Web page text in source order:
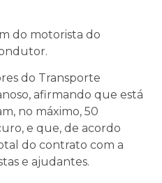
do motorista do
do Transporte
afirmando que está
no máximo, 50
e que, de acordo
do contrato com a
e ajudantes.